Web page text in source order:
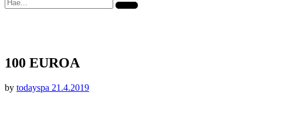
100 EUROA
by todayspa 21.4.2019